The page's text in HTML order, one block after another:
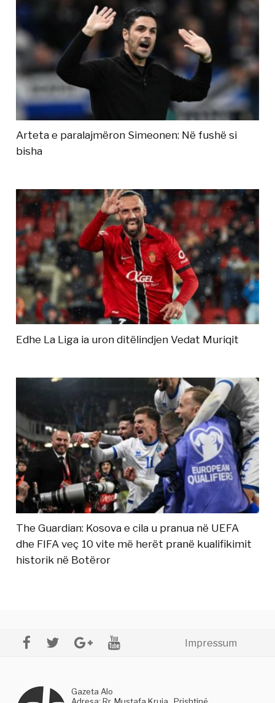
Arteta e paralajmëron Simeonen: Në fushë si
bisha
Edhe La Liga ia uron ditëlindjen Vedat Muriqit
The Guardian: Kosova e cila u pranua në UEFA
dhe FIFA veç 10 vite më herët pranë kualifikimit
historik në Botëror
Impressum
Gazeta Alo
Adresa: Rr. Mustafa Kruja , Prishtinë,